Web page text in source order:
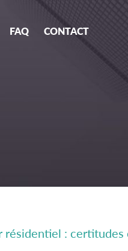
FAQ CONTACT
résidentiel :